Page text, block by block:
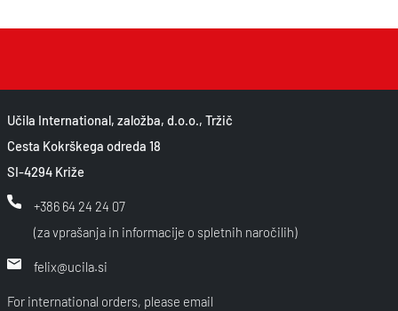
Učila International, založba, d.o.o., Tržič
Cesta Kokrškega odreda 18
SI-4294 Križe
+386 64 24 24 07
(za vprašanja in informacije o spletnih naročilih)
felix@ucila.si
For international orders, please email